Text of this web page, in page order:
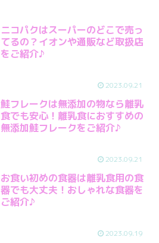
ニコパクはスーパーのどこで売っ
てるの？イオンや通販など取扱店
をご紹介♪
2023.09.21
鮭フレークは無添加の物なら離乳
食でも安心！離乳食におすすめの
無添加鮭フレークをご紹介♪
2023.09.21
お食い初めの食器は離乳食用の食
器でも大丈夫！おしゃれな食器を
ご紹介♪
2023.09.19